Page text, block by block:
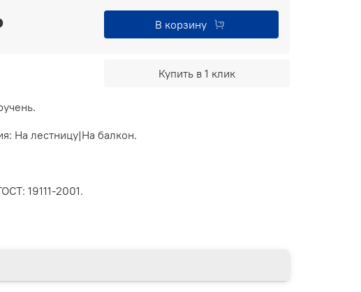
В корзину
Купить в 1 клик
На лестницу|На балкон.
19111-2001.